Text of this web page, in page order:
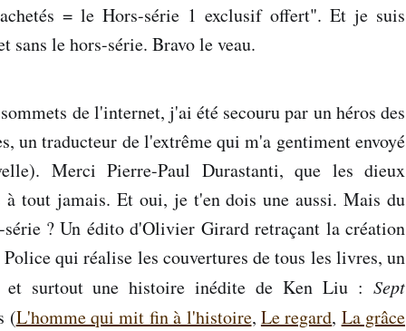
= le Hors-série 1 exclusif offert". Et je suis
sans le hors-série. Bravo le veau.
de l'internet, j'ai été secouru par un héros des
un traducteur de l'extrême qui m'a gentiment envoyé
Merci Pierre-Paul Durastanti, que les dieux
à tout jamais. Et oui, je t'en dois une aussi. Mais du
? Un édito d'Olivier Girard retraçant la création
qui réalise les couvertures de tous les livres, un
et surtout une histoire inédite de Ken Liu : Sept
(L'homme qui mit fin à l'histoire, Le regard, La grâce